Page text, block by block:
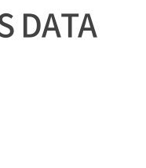
DATA